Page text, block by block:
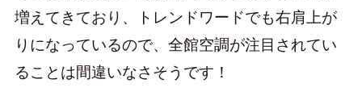
増えてきており、トレンドワードでも右肩上が
りになっているので、全館空調が注目されてい
ることは間違いなさそうです！